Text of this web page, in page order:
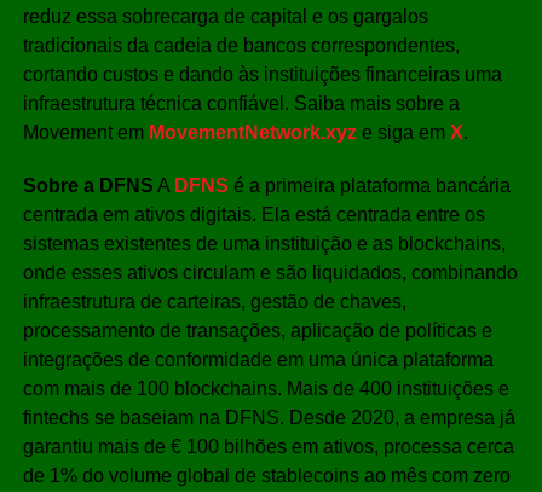
reduz essa sobrecarga de capital e os gargalos
tradicionais da cadeia de bancos correspondentes,
cortando custos e dando às instituições financeiras uma
infraestrutura técnica confiável. Saiba mais sobre a
Movement em MovementNetwork.xyze siga em X.
Sobre a DFNS A DFNS é a primeira plataforma bancária
centrada em ativos digitais. Ela está centrada entre os
sistemas existentes de uma instituição e as blockchains,
onde esses ativos circulam e são liquidados, combinando
infraestrutura de carteiras, gestão de chaves,
processamento de transações, aplicação de políticas e
integrações de conformidade em uma única plataforma
com mais de 100 blockchains. Mais de 400 instituições e
fintechs se baseiam na DFNS. Desde 2020, a empresa já
garantiu mais de € 100 bilhões em ativos, processa cerca
de 1% do volume global de stablecoins ao mês com zero